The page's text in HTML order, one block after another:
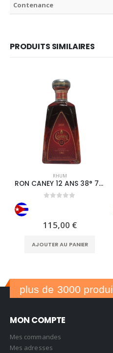
Contenance
PRODUITS SIMILAIRES
RHUM
RON CANEY 12 ANS 38° 70CL
115,00 €
AJOUTER AU PANIER
plus de 3000
MON COMPTE
Mes commandes
Mes adresses